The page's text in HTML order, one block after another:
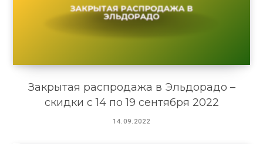
Закрытая распродажа в Эльдорадо –
скидки с 14 по 19 сентября 2022
14.09.2022